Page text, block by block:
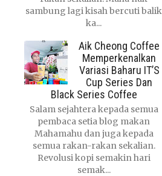
sambung lagi kisah bercuti balik
ka...
Aik Cheong Coffee
Memperkenalkan
Variasi Baharu IT’S
Cup Series Dan
Black Series Coffee
Salam sejahtera kepada semua
pembaca setia blog makan
Mahamahu dan juga kepada
semua rakan-rakan sekalian.
Revolusi kopi semakin hari
semak...